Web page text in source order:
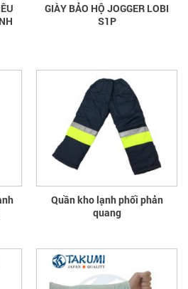
GIÀY BẢO HỘ JOGGER LOBI
S1P
Quần kho lạnh phối phản
quang